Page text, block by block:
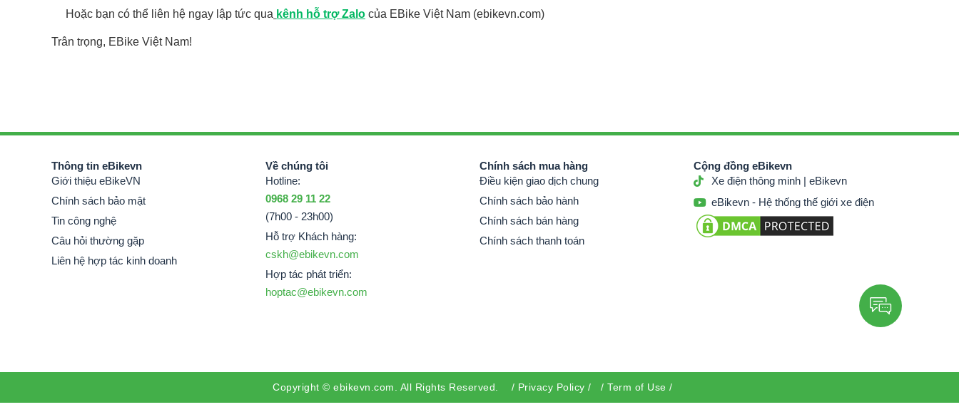
Hoặc bạn có thể liên hệ ngay lập tức qua kênh hỗ trợ Zalo của EBike Việt Nam (ebikevn.com)
Trân trọng, EBike Việt Nam!
Thông tin eBikevn
Giới thiệu eBikeVN
Chính sách bảo mật
Tin công nghệ
Câu hỏi thường gặp
Liên hệ hợp tác kinh doanh
Về chúng tôi
Hotline:
0968 29 11 22
(7h00 - 23h00)
Hỗ trợ Khách hàng:
cskh@ebikevn.com
Hợp tác phát triển:
hoptac@ebikevn.com
Chính sách mua hàng
Điều kiện giao dịch chung
Chính sách bảo hành
Chính sách bán hàng
Chính sách thanh toán
Cộng đồng eBikevn
Xe điện thông minh | eBikevn
eBikevn - Hệ thống thế giới xe điện
Copyright ©ebikevn.com . All Rights Reserved. / Privacy Policy/ / Term of Use /